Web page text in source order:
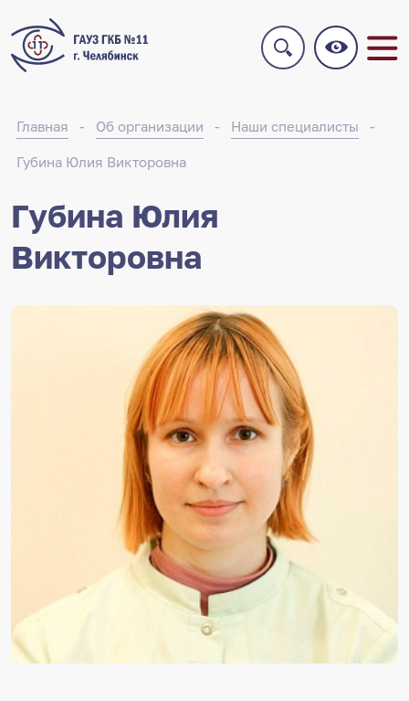
Главная Об организации Наши специалисты
Губина Юлия Викторовна
Губина Юлия
Викторовна